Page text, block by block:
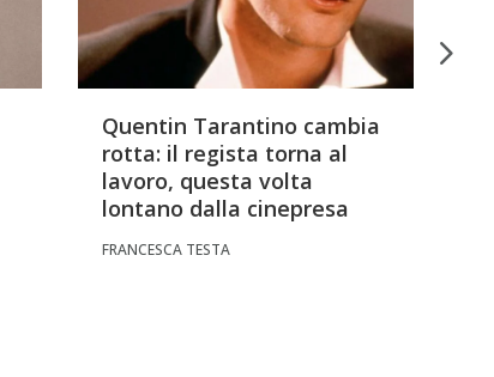
Quentin Tarantino cambia
rotta: il regista torna al
lavoro, questa volta
lontano dalla cinepresa
FRANCESCA TESTA